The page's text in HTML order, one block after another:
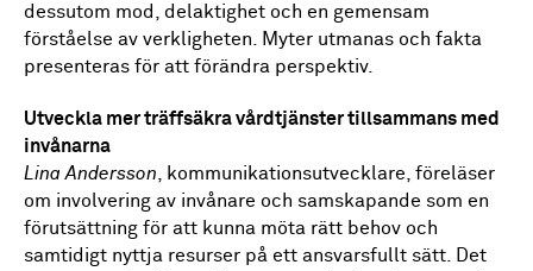
dessutom mod, delaktighet och en gemensam
förståelse av verkligheten. Myter utmanas och fakta
presenteras för att förändra perspektiv.
Utveckla mer träffsäkra vårdtjänster tillsammans med
invånarna
Lina Andersson , kommunikationsutvecklare, föreläser
om involvering av invånare och samskapande som en
förutsättning för att kunna möta rätt behov och
samtidigt nyttja resurser på ett ansvarsfullt sätt. Det